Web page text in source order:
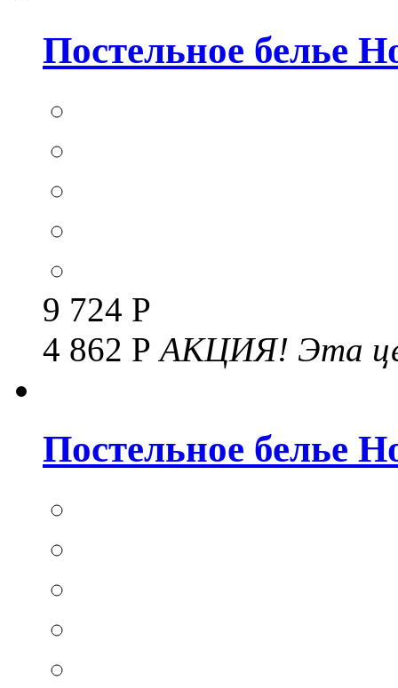
Постельное белье
9 724 Р
4 862 РАКЦИЯ! Эта
Постельное белье